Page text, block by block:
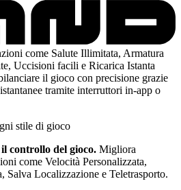
come Salute Illimitata, Armatura
Uccisioni facili e Ricarica Istanta
il gioco con precisione grazie
tramite interruttori in-app o
stile di gioco
controllo del gioco. Migliora
come Velocità Personalizzata,
Salva Localizzazione e Teletrasporto.